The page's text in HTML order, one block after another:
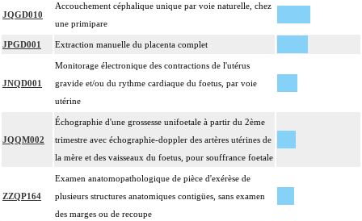
JQGD010
Accouchement céphalique unique par voie naturelle, chez
une primipare
JPGD001 Extraction manuelle du placenta complet
JNQD001
Monitorage électronique des contractions de l'utérus
gravide et/ou du rythme cardiaque du foetus, par voie
utérine
JQQM002
Échographie d'une grossesse unifoetale à partir du 2ème
trimestre avec échographie-doppler des artères utérines de
la mère et des vaisseaux du foetus, pour souffrance foetale
ZZQP164
Examen anatomopathologique de pièce d'exérèse de
plusieurs structures anatomiques contigües, sans examen
des marges ou de recoupe